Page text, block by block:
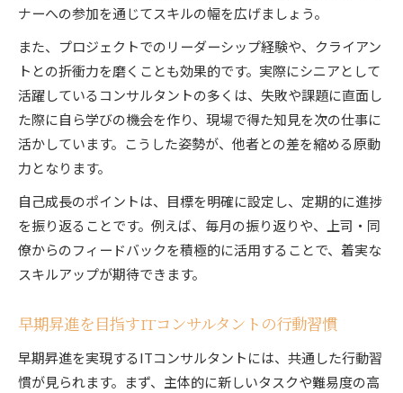
ナーへの参加を通じてスキルの幅を広げましょう。
また、プロジェクトでのリーダーシップ経験や、クライアン
トとの折衝力を磨くことも効果的です。実際にシニアとして
活躍しているコンサルタントの多くは、失敗や課題に直面し
た際に自ら学びの機会を作り、現場で得た知見を次の仕事に
活かしています。こうした姿勢が、他者との差を縮める原動
力となります。
自己成長のポイントは、目標を明確に設定し、定期的に進捗
を振り返ることです。例えば、毎月の振り返りや、上司・同
僚からのフィードバックを積極的に活用することで、着実な
スキルアップが期待できます。
早期昇進を目指すITコンサルタントの行動習慣
早期昇進を実現するITコンサルタントには、共通した行動習
慣が見られます。まず、主体的に新しいタスクや難易度の高